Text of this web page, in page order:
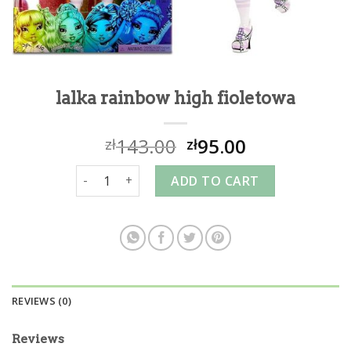
lalka rainbow high fioletowa
zł143.00 zł95.00
lalka rainbow high fioletowa quantity
ADD TO CART
REVIEWS (0)
Reviews